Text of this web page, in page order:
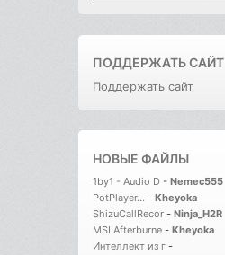
ПОДДЕРЖАТЬ САЙТ
Поддержать сайт
НОВЫЕ ФАЙЛЫ
1by1 - Audio D - Nemec555
PotPlayer... - Kheyoka
ShizuCallRecor - Ninja_H2R
MSI Afterburne - Kheyoka
Интеллект из г -